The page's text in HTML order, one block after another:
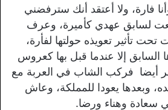
فارة، ولا أعتقد أنك سترفضني
لسابق عهدي كأميرة، وعرف
تحت تأثير تعويذه حولتها لفأرة،
السابق إلا عندما قبل بها كعروس
أيضا فركب الشاب في العربة مع
وبعدها يعودا للمملكة، وعاش
وهناء ورضا.